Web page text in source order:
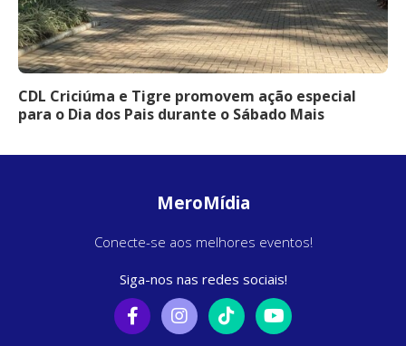
CDL Criciúma e Tigre promovem ação especial
para o Dia dos Pais durante o Sábado Mais
MeroMídia
Conecte-se aos melhores eventos!
Siga-nos nas redes sociais!